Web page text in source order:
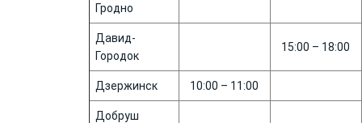
Гродно
Давид-
Городок
15:00 – 18:00
Дзержинск 10:00 – 11:00
Добруш